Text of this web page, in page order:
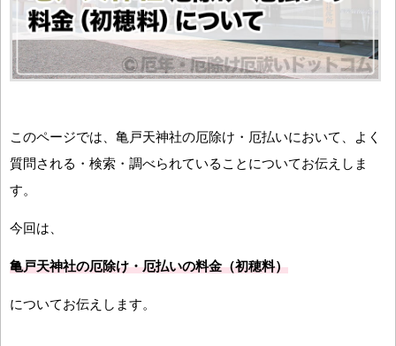
このページでは、亀戸天神社の厄除け・厄払いにおいて、よく
質問される・検索・調べられていることについてお伝えしま
す。
今回は、
亀戸天神社の厄除け・厄払いの料金（初穂料）
についてお伝えします。